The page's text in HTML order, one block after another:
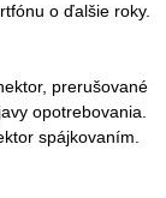
o ďalšie roky.
prerušované
opotrebovania.
spájkovaním.